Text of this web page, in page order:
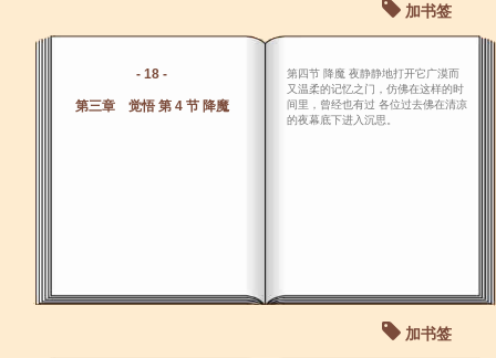
加书签
- 18 -
第三章 觉悟 第 4 节 降魔
第四节 降魔 夜静静地打开它广漠而
又温柔的记忆之门，仿佛在这样的时
间里，曾经也有过 各位过去佛在清凉
的夜幕底下进入沉思。
加书签